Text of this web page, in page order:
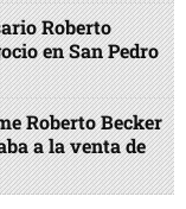
Roberto
en San Pedro
Roberto Becker
a la venta de